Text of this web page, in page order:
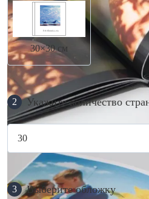
30×30 см
2 Укажите количество
3 Выберите обложку